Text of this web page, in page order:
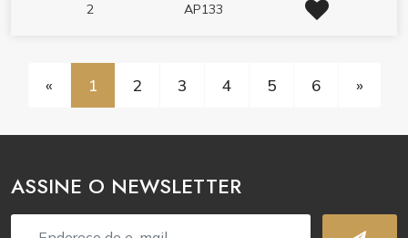
2
AP133
« 1 2 3 4 5 6 »
ASSINE O NEWSLETTER